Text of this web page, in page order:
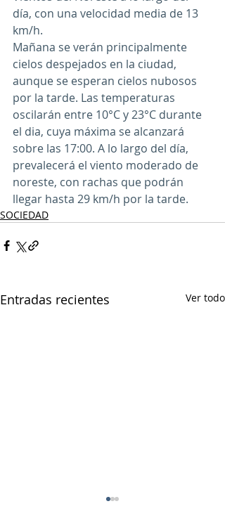
día, con una velocidad media de 13
km/h.
Mañana se verán principalmente
cielos despejados en la ciudad,
aunque se esperan cielos nubosos
por la tarde. Las temperaturas
oscilarán entre 10°C y 23°C durante
el dia, cuya máxima se alcanzará
sobre las 17:00. A lo largo del día,
prevalecerá el viento moderado de
noreste, con rachas que podrán
llegar hasta 29 km/h por la tarde.
SOCIEDAD
Entradas recientes Ver todo